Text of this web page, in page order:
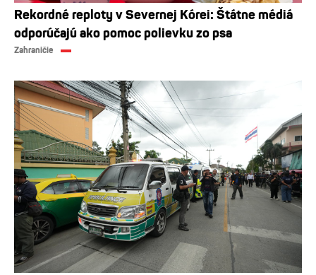
Rekordné reploty v Severnej Kórei: Štátne médiá
odporúčajú ako pomoc polievku zo psa
Zahraničie